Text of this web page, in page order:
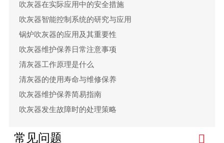
吹灰器在实际应用中的安全措施
吹灰器智能控制系统的研究与应用
锅炉吹灰器的应用及其重要性
吹灰器维护保养日常注意事项
清灰器工作原理是什么
清灰器的使用寿命与维修保养
吹灰器维护保养简易指南
吹灰器发生故障时的处理策略
常见问题